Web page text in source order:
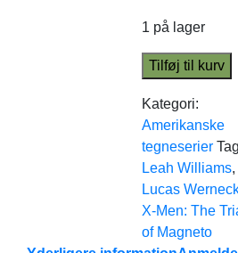
1 på lager
Tilføj til kurv
Kategori:
Amerikanske
tegneserier
Leah Williams,
Lucas
X-Men: The
of Magneto